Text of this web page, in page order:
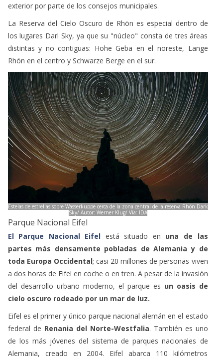
exterior por parte de los consejos municipales.
La Reserva del Cielo Oscuro de Rhön es especial dentro de
los lugares Darl Sky, ya que su "núcleo" consta de tres áreas
distintas y no contiguas: Hohe Geba en el noreste, Lange
Rhön en el centro y Schwarze Berge en el sur.
Estelas de estrellas sobre Wasserkuppe cerca de la zona central de la reserva Rhön Dark
Sky/ Autor: Werner Klug/ Vía: IDA
Parque Nacional Eifel
El Parque Nacional Eifel está situado en una de las
partes más densamente pobladas de Alemania y de
toda Europa Occidental; casi 20 millones de personas viven
a dos horas de Eifel en coche o en tren. A pesar de la invasión
del desarrollo urbano moderno, el parque es un oasis de
cielo oscuro rodeado por un mar de luz.
Eifel es el primer y único parque nacional alemán en el estado
federal de Renania del Norte-Westfalia. También es uno
de los más jóvenes del sistema de parques nacionales de
Alemania, creado en 2004. Eifel abarca 110 kilómetros